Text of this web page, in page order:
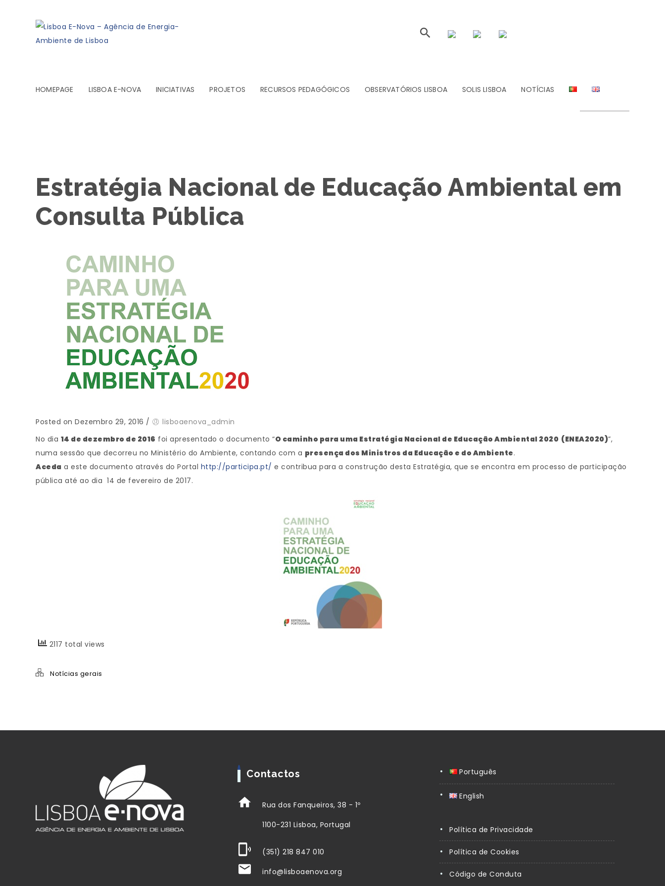
HOMEPAGE LISBOA E-NOVA INICIATIVAS PROJETOS RECURSOS PEDAGÓGICOS OBSERVATÓRIOS LISBOA SOLIS LISBOA NOTÍCIAS
Estratégia Nacional de Educação Ambiental em
Consulta Pública
Posted on Dezembro 29, 2016 /
lisboaenova_admin
No dia 14 de dezembro de 2016 foi apresentado o documento “O caminho para uma Estratégia Nacional de Educação Ambiental 2020 (ENEA2020)”,
numa sessão que decorreu no Ministério do Ambiente, contando com a presença dos Ministros da Educação e do Ambiente.
Aceda a este documento através do Portal http://participa.pt/ e contribua para a construção desta Estratégia, que se encontra em processo de participação
pública até ao dia 14 de fevereiro de 2017.
2117 total views
Notícias gerais
Contactos
Rua dos Fanqueiros, 38 - 1º
1100-231 Lisboa, Portugal
(351) 218 847 010
info@lisboaenova.org
Português
English
Política de Privacidade
Política de Cookies
Código de Conduta